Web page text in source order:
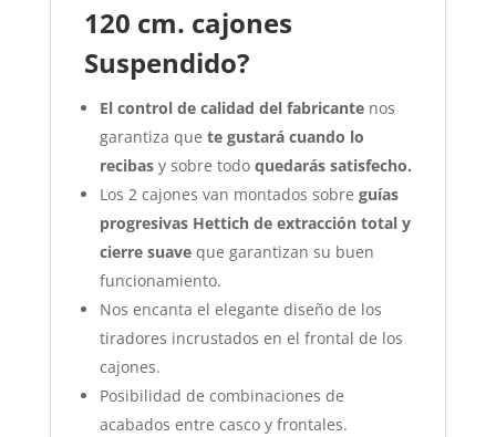
120 cm. cajones
Suspendido?
El control de calidad del fabricantenos
garantiza que te gustará cuando lo
recibasy sobre todo quedarás satisfecho.
Los 2 cajones van montados sobre guías
progresivas Hettich de extracción total y
cierre suaveque garantizan su buen
funcionamiento.
Nos encanta el elegante diseño de los
tiradores incrustados en el frontal de los
cajones.
Posibilidad de combinaciones de
acabados entre casco y frontales.